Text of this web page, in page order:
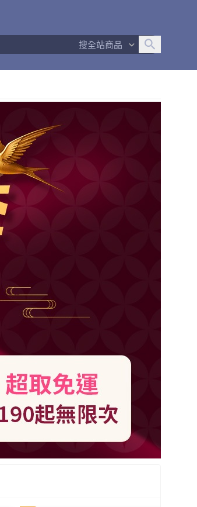
搜全站商品
商店簡介 退換貨須知